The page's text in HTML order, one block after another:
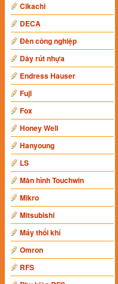
Cikachi
DECA
Đèn công nghiệp
Dây rút nhựa
Endress Hauser
Fuji
Fox
Honey Well
Hanyoung
LS
Màn hình Touchwin
Mikro
Mitsubishi
Máy thổi khí
Omron
RFS